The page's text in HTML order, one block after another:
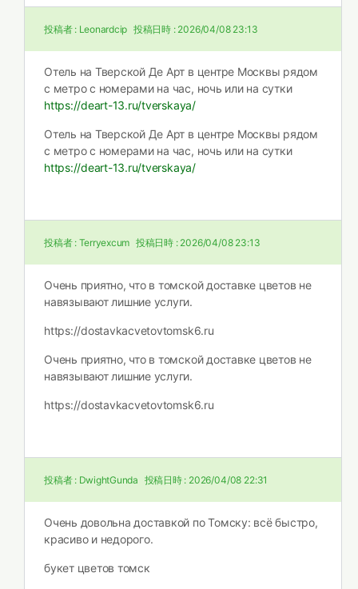
投稿者 : Leonardcip 投稿日時 : 2026/04/08 23:13
Отель на Тверской Де Арт в центре Москвы рядом
с метро с номерами на час, ночь или на сутки
https://deart-13.ru/tverskaya/
Отель на Тверской Де Арт в центре Москвы рядом
с метро с номерами на час, ночь или на сутки
https://deart-13.ru/tverskaya/
投稿者 : Terryexcum 投稿日時 : 2026/04/08 23:13
Очень приятно, что в томской доставке цветов не
навязывают лишние услуги.
https://dostavkacvetovtomsk6.ru
Очень приятно, что в томской доставке цветов не
навязывают лишние услуги.
https://dostavkacvetovtomsk6.ru
投稿者 : DwightGunda 投稿日時 : 2026/04/08 22:31
Очень довольна доставкой по Томску: всё быстро,
красиво и недорого.
букет цветов томск